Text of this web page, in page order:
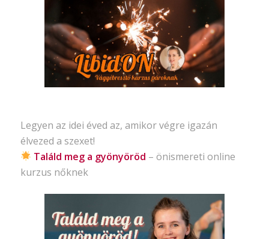
Legyen az idei éved az, amikor végre igazán
élvezed a szexet!
Találd meg a gyönyöröd – önismereti online
kurzus nőknek